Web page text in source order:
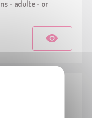
- adulte - or